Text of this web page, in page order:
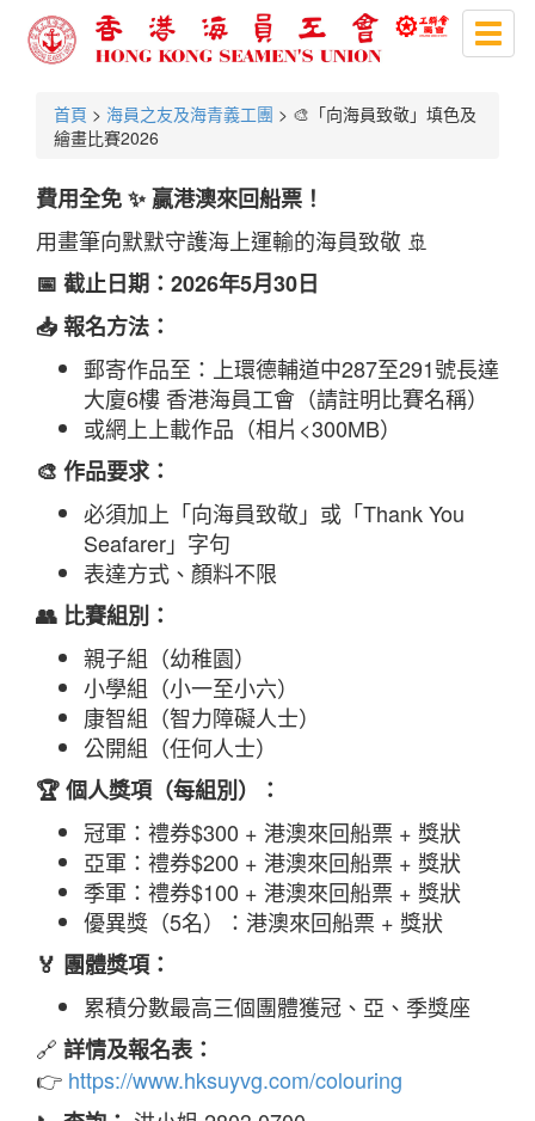
首頁 > 海員之友及海青義工團 > 🎨「向海員致敬」填色及
繪畫比賽2026
費用全免✨ 贏港澳來回船票！
用畫筆向默默守護海上運輸的海員致敬 🚢
📅 截止日期：2026年5月30日
📥 報名方法：
郵寄作品至：上環德輔道中287至291號長達
大廈6樓 香港海員工會（請註明比賽名稱）
或網上上載作品（相片<300MB）
🎨 作品要求：
必須加上「向海員致敬」或「Thank You
Seafarer」字句
表達方式、顏料不限
👥 比賽組別：
親子組（幼稚園）
小學組（小一至小六）
康智組（智力障礙人士）
公開組（任何人士）
🏆 個人獎項（每組別）：
冠軍：禮券$300 + 港澳來回船票 + 獎狀
亞軍：禮券$200 + 港澳來回船票 + 獎狀
季軍：禮券$100 + 港澳來回船票 + 獎狀
優異獎（5名）：港澳來回船票 + 獎狀
🏅 團體獎項：
累積分數最高三個團體獲冠、亞、季獎座
🔗 詳情及報名表：
👉 https://www.hksuyvg.com/colouring